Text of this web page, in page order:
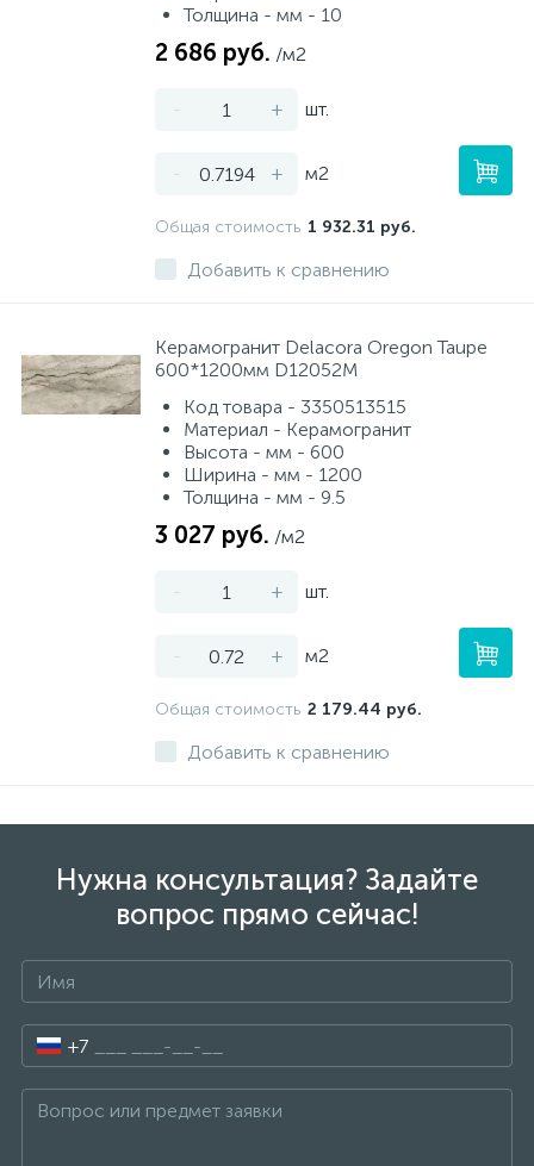
Толщина - мм - 10
2 686 руб. /м2
- + шт.
- + м2
Общая стоимость 1 932.31 руб.
Добавить к сравнению
Керамогранит Delacora Oregon Taupe
600*1200мм D12052M
Код товара - 3350513515
Материал - Керамогранит
Высота - мм - 600
Ширина - мм - 1200
Толщина - мм - 9.5
3 027 руб. /м2
- + шт.
- + м2
Общая стоимость 2 179.44 руб.
Добавить к сравнению
Нужна консультация? Задайте
вопрос прямо сейчас!
+7